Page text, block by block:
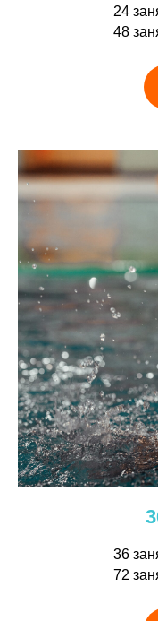
24
48
36
72